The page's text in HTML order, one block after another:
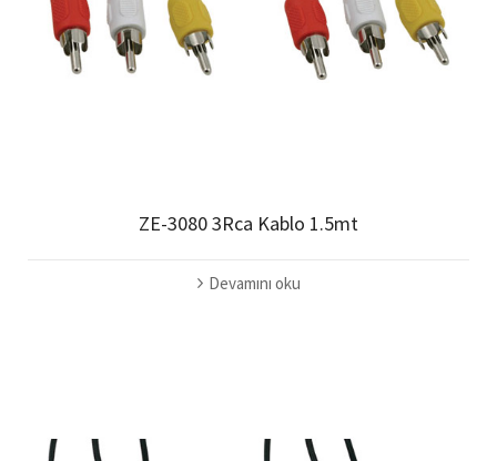
ZE-3080 3Rca Kablo 1.5mt
Devamını oku